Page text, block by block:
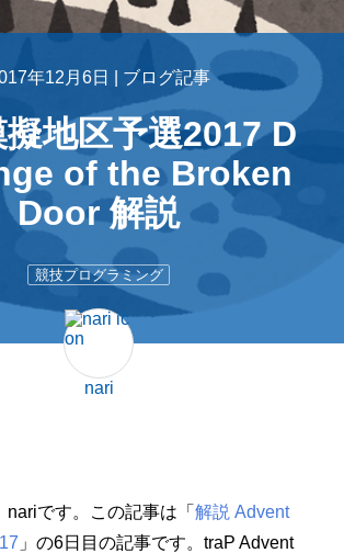
年12月6日 | ブログ記事
地区予選2017 D
of the Broken
Door 解説
競技プログラミング
nari
nariです。この記事は「 解説 Advent
」の6日目の記事です。traP Advent